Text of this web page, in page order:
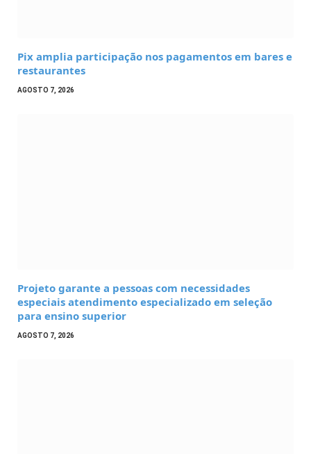
Pix amplia participação nos pagamentos em bares e
restaurantes
AGOSTO 7, 2026
Projeto garante a pessoas com necessidades
especiais atendimento especializado em seleção
para ensino superior
AGOSTO 7, 2026